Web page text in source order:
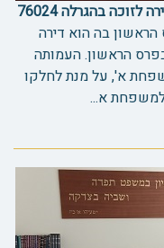
בהגרלה 76024
בה הוא דירה
הראשון. העמותה
א', על מנת לחלקו
א...